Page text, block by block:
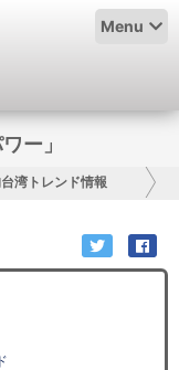
Menu
ー」
湾トレンド情報